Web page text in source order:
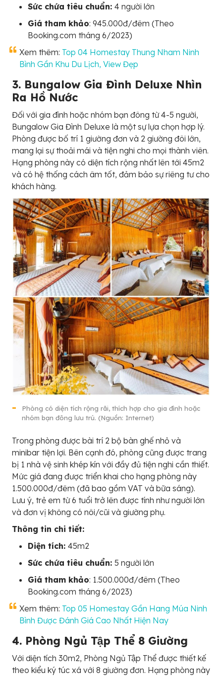
Sức chứa tiêu chuẩn: 4 người lớn
Giá tham khảo: 945.000đ/đêm (Theo
Booking.com tháng 6/2023)
Xem thêm: Top 04 Homestay Thung Nham Ninh
Bình Gần Khu Du Lịch, View Đẹp
3. Bungalow Gia Đình Deluxe Nhìn
Ra Hồ Nước
Đối với gia đình hoặc nhóm bạn đông từ 4-5 người,
Bungalow Gia Đình Deluxe là một sự lựa chọn hợp lý.
Phòng được bố trí 1 giường đơn và 2 giường đôi lớn,
mang lại sự thoải mái và tiện nghi cho mọi thành viên.
Hạng phòng này có diện tích rộng nhất lên tới 45m2
và có hệ thống cách âm tốt, đảm bảo sự riêng tư cho
khách hàng.
Phòng có diện tích rộng rãi, thích hợp cho gia đình hoặc
nhóm bạn đông lưu trú. (Nguồn: Internet)
Trong phòng được bài trí 2 bộ bàn ghế nhỏ và
minibar tiện lợi. Bên cạnh đó, phòng cũng được trang
bị 1 nhà vệ sinh khép kín với đầy đủ tiện nghi cần thiết.
Mức giá đang được triển khai cho hạng phòng này
1.500.000đ/đêm (đã bao gồm VAT và bữa sáng).
Lưu ý, trẻ em từ 6 tuổi trở lên được tính như người lớn
và đơn vị không có nôi/cũi và giường phụ.
Thông tin chi tiết:
Diện tích: 45m2
Sức chứa tiêu chuẩn: 5 người lớn
Giá tham khảo: 1.500.000đ/đêm (Theo
Booking.com tháng 6/2023)
Xem thêm: Top 05 Homestay Gần Hang Múa Ninh
Bình Được Đánh Giá Cao Nhất Hiện Nay
4. Phòng Ngủ Tập Thể 8 Giường
Với diện tích 30m2, Phòng Ngủ Tập Thể được thiết kế
theo kiểu ký túc xá với 8 giường đơn. Hạng phòng này